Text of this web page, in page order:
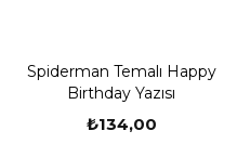
Spiderman Temalı Happy
Birthday Yazısı
₺134,00